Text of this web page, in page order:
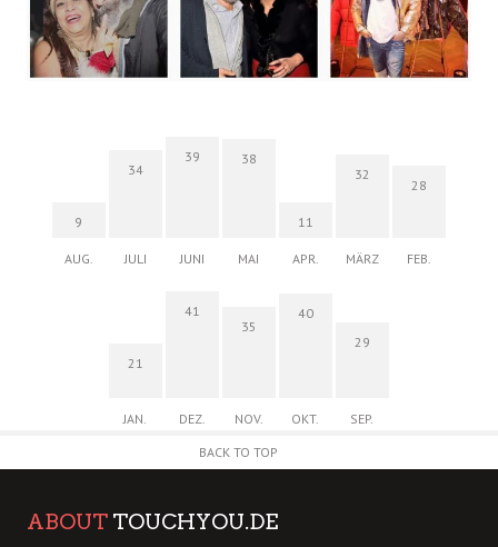
9
AUG.
34
JULI
39
JUNI
38
MAI
11
APR.
32
MÄRZ
28
FEB.
21
JAN.
41
DEZ.
35
NOV.
40
OKT.
29
SEP.
BACK TO TOP
ABOUT TOUCHYOU.DE